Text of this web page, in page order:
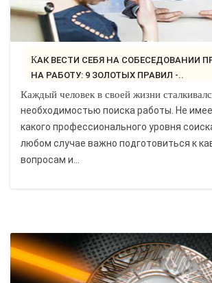
КАК ВЕСТИ СЕБЯ НА СОБЕСЕДОВАНИИ ПРИ ПРИЕМЕ
НА РАБОТУ: 9 ЗОЛОТЫХ ПРАВИЛ -..
Каждый человек в своей жизни
необходимостью поиска работы. Не
какого профессионального уровня
любом случае важно подготовиться к
вопросам и...